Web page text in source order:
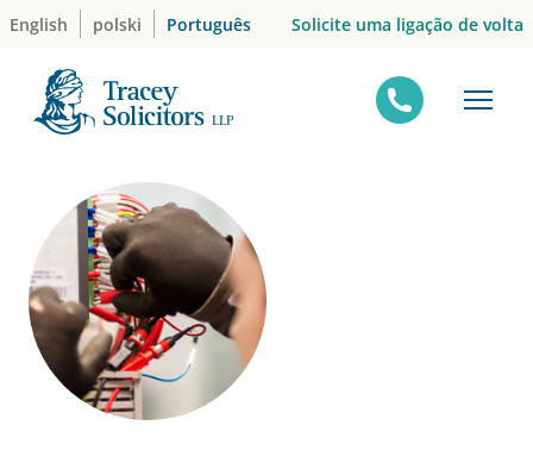
Skip
content
English polski Português Solicite uma ligação de volta